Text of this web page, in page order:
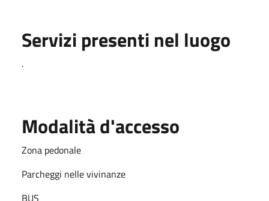
Servizi presenti nel luogo
.
Modalità d'accesso
Zona pedonale
Parcheggi nelle vivinanze
BUS